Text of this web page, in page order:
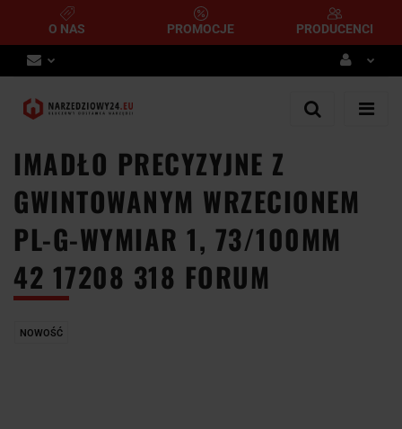
O NAS PROMOCJE PRODUCENCI
Zaloguj się
Dodaj zgłoszenie
IMADŁO PRECYZYJNE Z
GWINTOWANYM WRZECIONEM
PL-G-WYMIAR 1, 73/100MM
42 17208 318 FORUM
NOWOŚĆ